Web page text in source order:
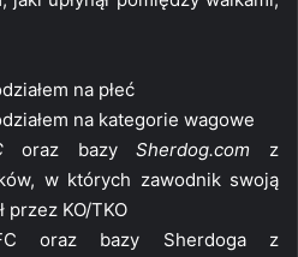
na płeć
na kategorie wagowe
oraz bazySherdog.com z
w których zawodnik swoją
przez KO/TKO
oraz bazy Sherdoga z